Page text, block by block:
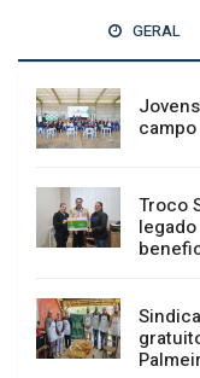
GERAL
Troco